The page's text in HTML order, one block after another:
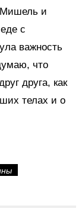
Мишель и
с
важность
что
друга, как
телах и о